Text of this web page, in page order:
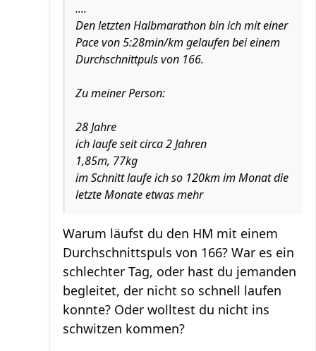
....
Den letzten Halbmarathon bin ich mit einer
Pace von 5:28min/km gelaufen bei einem
Durchschnittpuls von 166.
Zu meiner Person:
28 Jahre
ich laufe seit circa 2 Jahren
1,85m, 77kg
im Schnitt laufe ich so 120km im Monat die
letzte Monate etwas mehr
Warum läufst du den HM mit einem
Durchschnittspuls von 166? War es ein
schlechter Tag, oder hast du jemanden
begleitet, der nicht so schnell laufen
konnte? Oder wolltest du nicht ins
schwitzen kommen?